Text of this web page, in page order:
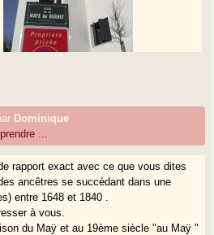
cours d’eau se ramifient autant ou plus
En plus tout ça est mouvant au fil
Dominique
...
rapport exact avec ce que vous dites
ancêtres se succédant dans une
entre 1648 et 1840 .
à vous.
du Maÿ et au 19ème siècle "au Maÿ "